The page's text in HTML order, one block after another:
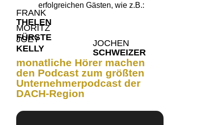
erfolgreichen Gästen, wie z.B.:
FRANK
THELEN
MORITZ
FÜRSTE
JOEY
KELLY
JOCHEN
SCHWEIZER
monatliche Hörer machen
den Podcast zum größten
Unternehmerpodcast der
DACH-Region